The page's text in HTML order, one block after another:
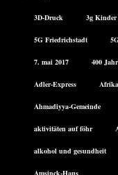
3D-Druck 3g Kinder
5G Friedrichstadt
7. mai 2017 400
Adler-Express
Ahmadiyya-Gemeinde
aktivitäten auf föhr
alkohol und gesundheit
Amsinck-Haus